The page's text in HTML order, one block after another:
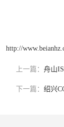
http://
上一篇： 舟山
下一篇： 绍兴